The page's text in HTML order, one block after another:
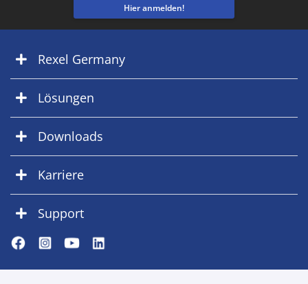
Hier anmelden!
Rexel Germany
Lösungen
Downloads
Karriere
Support